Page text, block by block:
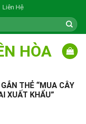
Liên Hệ
HÒA
THẺ “MUA CÂY
XUẤT KHẨU”